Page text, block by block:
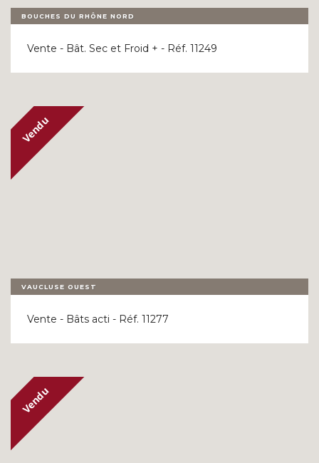
BOUCHES DU RHÔNE NORD
Vente - Bât. Sec et Froid + - Réf. 11249
VAUCLUSE OUEST
Vente - Bâts acti - Réf. 11277